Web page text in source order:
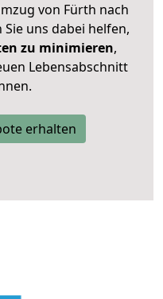
von Fürth nach
uns dabei helfen,
zu minimieren,
Lebensabschnitt
erhalten